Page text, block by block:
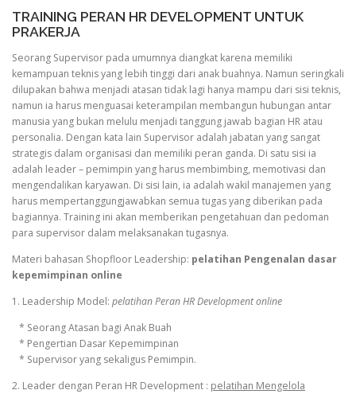
TRAINING PERAN HR DEVELOPMENT UNTUK
PRAKERJA
Seorang Supervisor pada umumnya diangkat karena memiliki
kemampuan teknis yang lebih tinggi dari anak buahnya. Namun seringkali
dilupakan bahwa menjadi atasan tidak lagi hanya mampu dari sisi teknis,
namun ia harus menguasai keterampilan membangun hubungan antar
manusia yang bukan melulu menjadi tanggung jawab bagian HR atau
personalia. Dengan kata lain Supervisor adalah jabatan yang sangat
strategis dalam organisasi dan memiliki peran ganda. Di satu sisi ia
adalah leader – pemimpin yang harus membimbing, memotivasi dan
mengendalikan karyawan. Di sisi lain, ia adalah wakil manajemen yang
harus mempertanggungjawabkan semua tugas yang diberikan pada
bagiannya. Training ini akan memberikan pengetahuan dan pedoman
para supervisor dalam melaksanakan tugasnya.
Materi bahasan Shopfloor Leadership: pelatihan Pengenalan dasar
kepemimpinan online
1. Leadership Model: pelatihan Peran HR Development online
* Seorang Atasan bagi Anak Buah
* Pengertian Dasar Kepemimpinan
* Supervisor yang sekaligus Pemimpin.
2. Leader dengan Peran HR Development : pelatihan Mengelola